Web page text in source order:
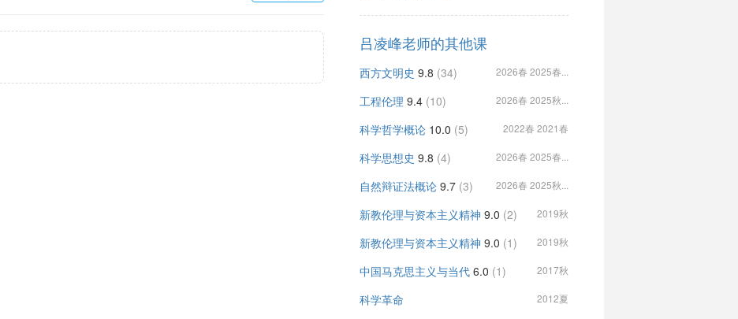
吕凌峰老师的其他课
西方文明史 9.8 (34) 2026春 2025春...
工程伦理 9.4 (10) 2026春 2025秋...
科学哲学概论 10.0 (5) 2022春 2021春
科学思想史 9.8 (4) 2026春 2025春...
自然辩证法概论 9.7 (3) 2026春 2025秋...
新教伦理与资本主义精神 9.0 (2) 2019秋
新教伦理与资本主义精神 9.0 (1) 2019秋
中国马克思主义与当代 6.0 (1) 2017秋
科学革命 2012夏